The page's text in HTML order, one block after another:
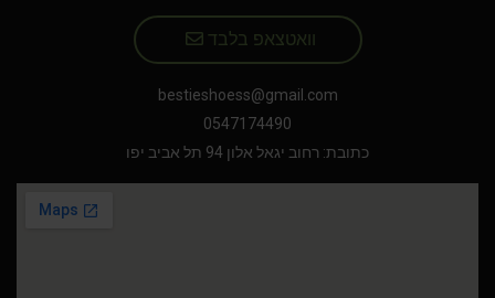
וואטצאפ בלבד
bestieshoess@gmail.com
0547174490
כתובת: רחוב יגאל אלון 94 תל אביב יפו